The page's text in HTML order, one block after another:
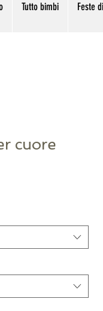
Tutto bimbi Feste
cuore